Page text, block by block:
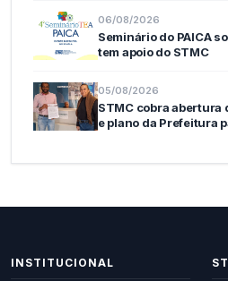
06/08/2026
Seminário do PAICA
tem apoio do STMC
05/08/2026
STMC cobra abertura
e plano da Prefeitura
INSTITUCIONAL